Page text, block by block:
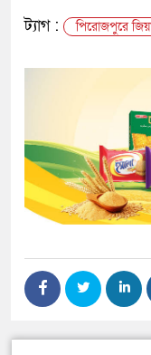
ট্যাগ :
পিরোজপুরে